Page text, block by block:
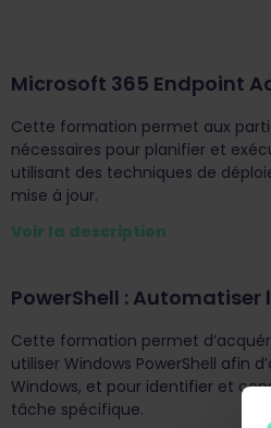
Microsoft 365 Endpoint
Cette formation permet aux
nécessaires pour planifier et
utilisant des techniques de
mise à jour.
Voir la description
PowerShell :
Cette formation permet
utiliser Windows PowerShell afin
Windows, et pour identifier et
tâche spécifique.